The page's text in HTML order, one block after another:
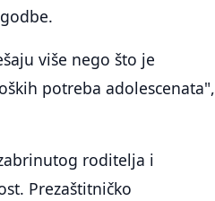
više nego što je
potreba adolescenata",
roditelja i
Prezaštitničko